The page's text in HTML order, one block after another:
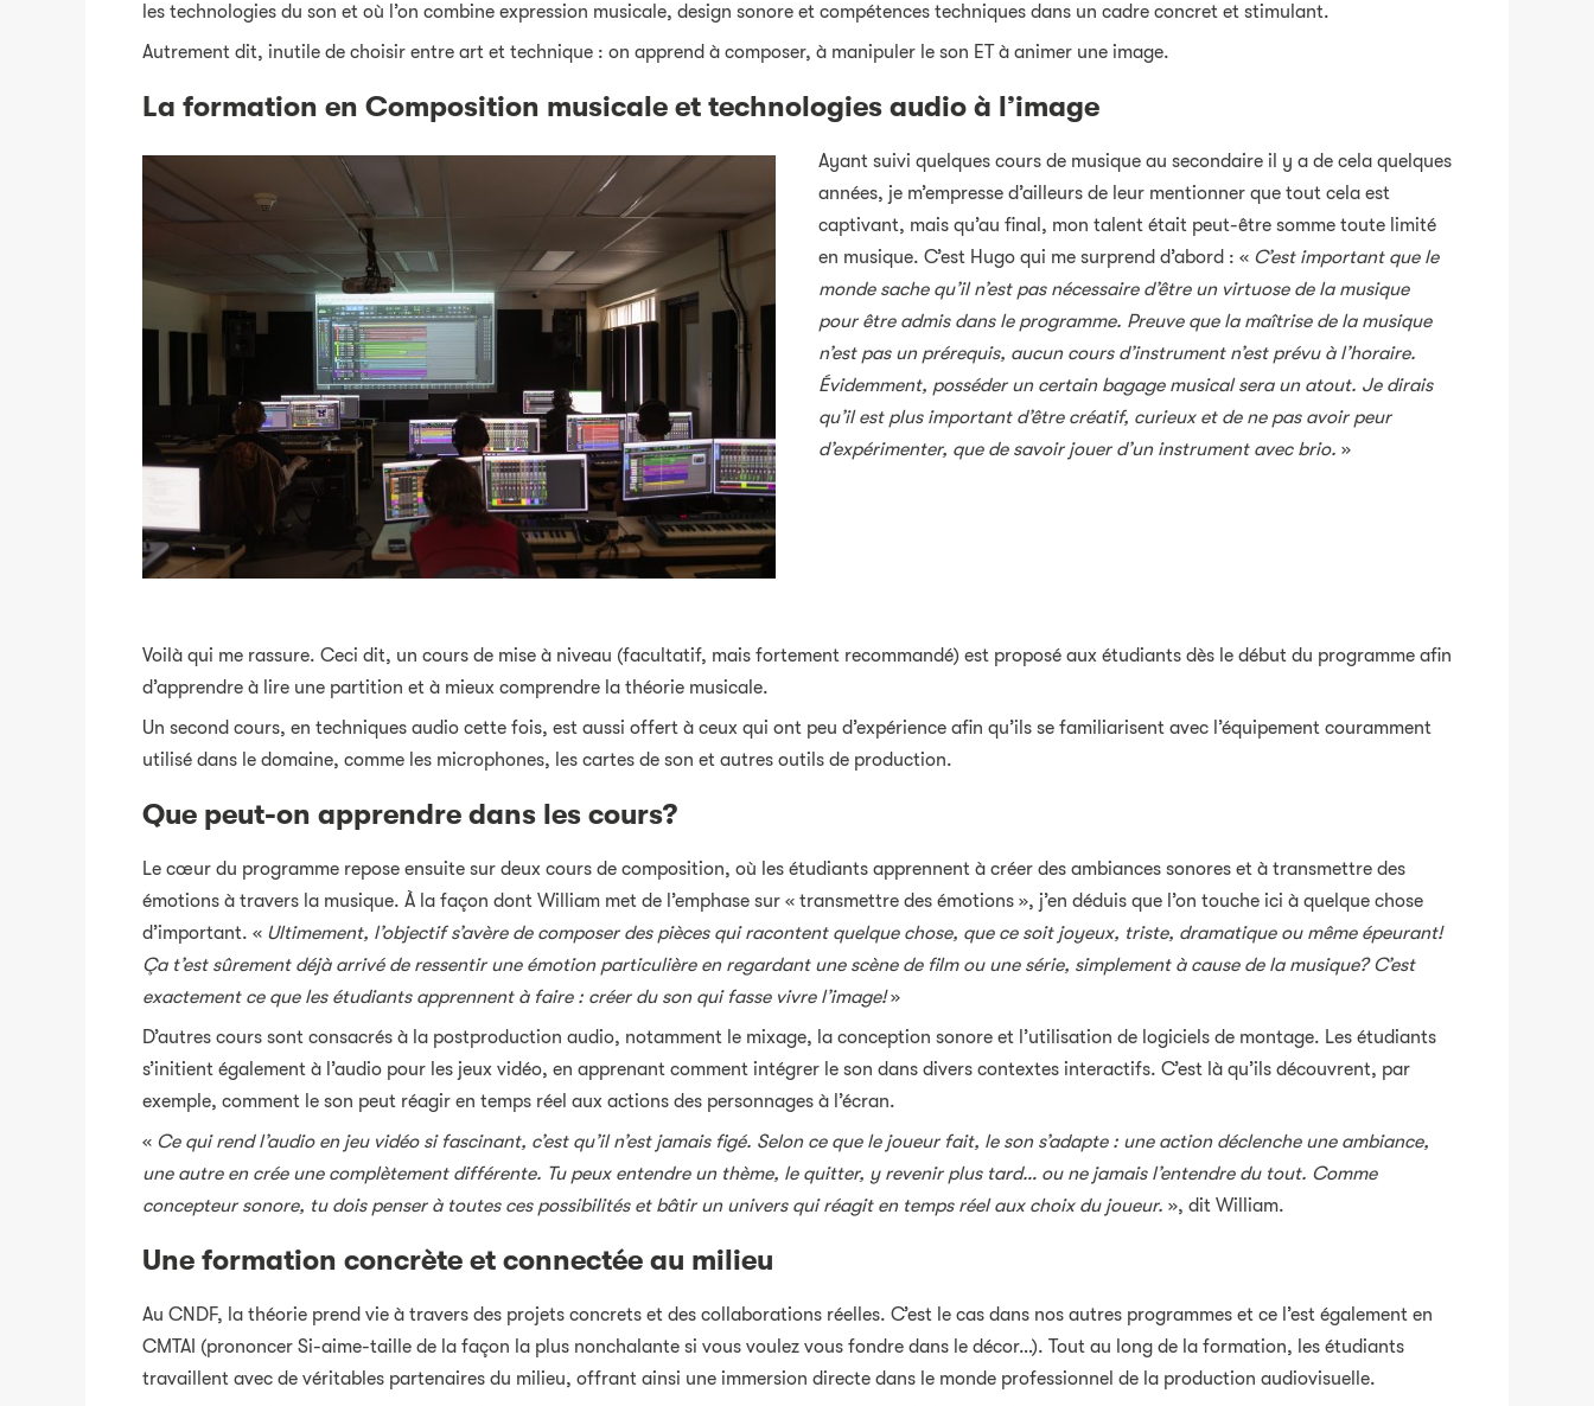
les technologies du son et où l’on combine expression musicale, design sonore et compétences techniques dans un cadre concret et stimulant.
Autrement dit, inutile de choisir entre art et technique : on apprend à composer, à manipuler le son ET à animer une image.
La formation en Composition musicale et technologies audio à l’image
Ayant suivi quelques cours de musique au secondaire il y a de cela quelques
années, je m’empresse d’ailleurs de leur mentionner que tout cela est
captivant, mais qu’au final, mon talent était peut-être somme toute limité
en musique. C’est Hugo qui me surprend d’abord : « C’est important que le
monde sache qu’il n’est pas nécessaire d’être un virtuose de la musique
pour être admis dans le programme. Preuve que la maîtrise de la musique
n’est pas un prérequis, aucun cours d’instrument n’est prévu à l’horaire.
Évidemment, posséder un certain bagage musical sera un atout. Je dirais
qu’il est plus important d’être créatif, curieux et de ne pas avoir peur
d’expérimenter, que de savoir jouer d’un instrument avec brio. »
Voilà qui me rassure. Ceci dit, un cours de mise à niveau (facultatif, mais fortement recommandé) est proposé aux étudiants dès le début du programme afin
d’apprendre à lire une partition et à mieux comprendre la théorie musicale.
Un second cours, en techniques audio cette fois, est aussi offert à ceux qui ont peu d’expérience afin qu’ils se familiarisent avec l’équipement couramment
utilisé dans le domaine, comme les microphones, les cartes de son et autres outils de production.
Que peut-on apprendre dans les cours?
Le cœur du programme repose ensuite sur deux cours de composition, où les étudiants apprennent à créer des ambiances sonores et à transmettre des
émotions à travers la musique. À la façon dont William met de l’emphase sur « transmettre des émotions », j’en déduis que l’on touche ici à quelque chose
d’important. « Ultimement, l’objectif s’avère de composer des pièces qui racontent quelque chose, que ce soit joyeux, triste, dramatique ou même épeurant!
Ça t’est sûrement déjà arrivé de ressentir une émotion particulière en regardant une scène de film ou une série, simplement à cause de la musique? C’est
exactement ce que les étudiants apprennent à faire : créer du son qui fasse vivre l’image!»
D’autres cours sont consacrés à la postproduction audio, notamment le mixage, la conception sonore et l’utilisation de logiciels de montage. Les étudiants
s’initient également à l’audio pour les jeux vidéo, en apprenant comment intégrer le son dans divers contextes interactifs. C’est là qu’ils découvrent, par
exemple, comment le son peut réagir en temps réel aux actions des personnages à l’écran.
« Ce qui rend l’audio en jeu vidéo si fascinant, c’est qu’il n’est jamais figé. Selon ce que le joueur fait, le son s’adapte : une action déclenche une ambiance,
une autre en crée une complètement différente. Tu peux entendre un thème, le quitter, y revenir plus tard… ou ne jamais l’entendre du tout. Comme
concepteur sonore, tu dois penser à toutes ces possibilités et bâtir un univers qui réagit en temps réel aux choix du joueur. », dit William.
Une formation concrète et connectée au milieu
Au CNDF, la théorie prend vie à travers des projets concrets et des collaborations réelles. C’est le cas dans nos autres programmes et ce l’est également en
CMTAI (prononcer Si-aime-taille de la façon la plus nonchalante si vous voulez vous fondre dans le décor…). Tout au long de la formation, les étudiants
travaillent avec de véritables partenaires du milieu, offrant ainsi une immersion directe dans le monde professionnel de la production audiovisuelle.